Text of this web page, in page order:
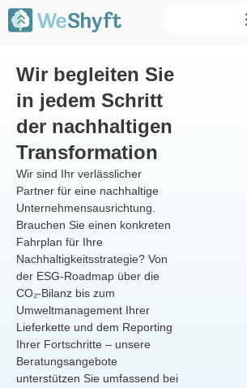
Wir begleiten Sie
in jedem Schritt
der nachhaltigen
Transformation
Wir sind Ihr verlässlicher
Partner für eine nachhaltige
Unternehmensausrichtung.
Brauchen Sie einen konkreten
Fahrplan für Ihre
Nachhaltigkeitsstrategie? Von
der ESG-Roadmap über die
CO₂-Bilanz bis zum
Umweltmanagement Ihrer
Lieferkette und dem Reporting
Ihrer Fortschritte – unsere
Beratungsangebote
unterstützen Sie umfassend bei